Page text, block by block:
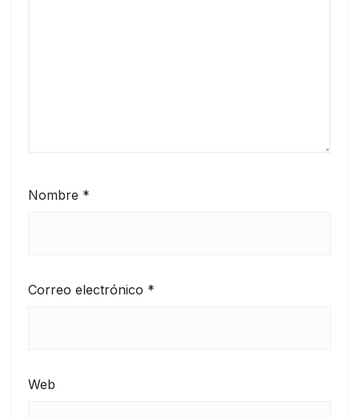
Nombre *
Correo electrónico *
Web